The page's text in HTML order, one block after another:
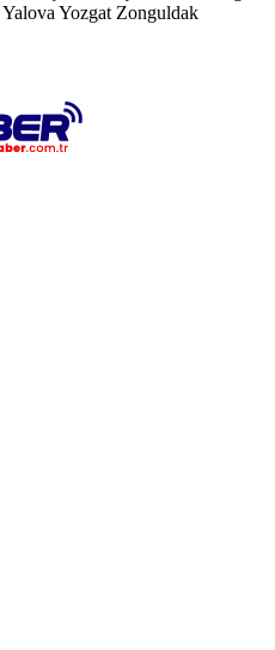
Yalova Yozgat Zonguldak